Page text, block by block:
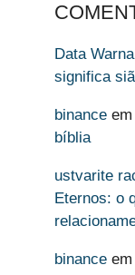
Data
significa
binance em
bíblia
ustvarite
Eternos: o
binance em